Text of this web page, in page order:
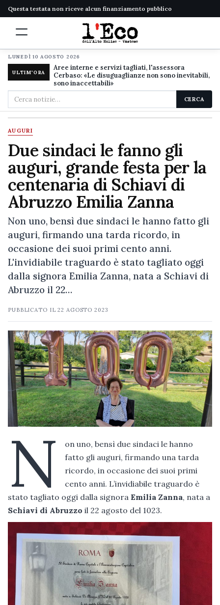
Questa testata non riceve alcun finanziamento pubblico
LUNEDÌ 10 AGOSTO 2026
ULTIM'ORA
Aree interne e servizi tagliati, l'assessora
Cerbaso: «Le disuguaglianze non sono inevitabili,
sono inaccettabili»
Cerca
nel
sito
CERCA
AUGURI
Due sindaci le fanno gli
auguri, grande festa per la
centenaria di Schiavi di
Abruzzo Emilia Zanna
Non uno, bensì due sindaci le hanno fatto gli
auguri, firmando una tarda ricordo, in
occasione dei suoi primi cento anni.
L'invidiabile traguardo è stato tagliato oggi
dalla signora Emilia Zanna, nata a Schiavi di
Abruzzo il 22…
PUBBLICATO IL22 AGOSTO 2023
N
on uno, bensì due sindaci le hanno
fatto gli auguri, firmando una tarda
ricordo, in occasione dei suoi primi
cento anni. L’invidiabile traguardo è
stato tagliato oggi dalla signora Emilia Zanna, nata a
Schiavi di Abruzzo il 22 agosto del 1023.